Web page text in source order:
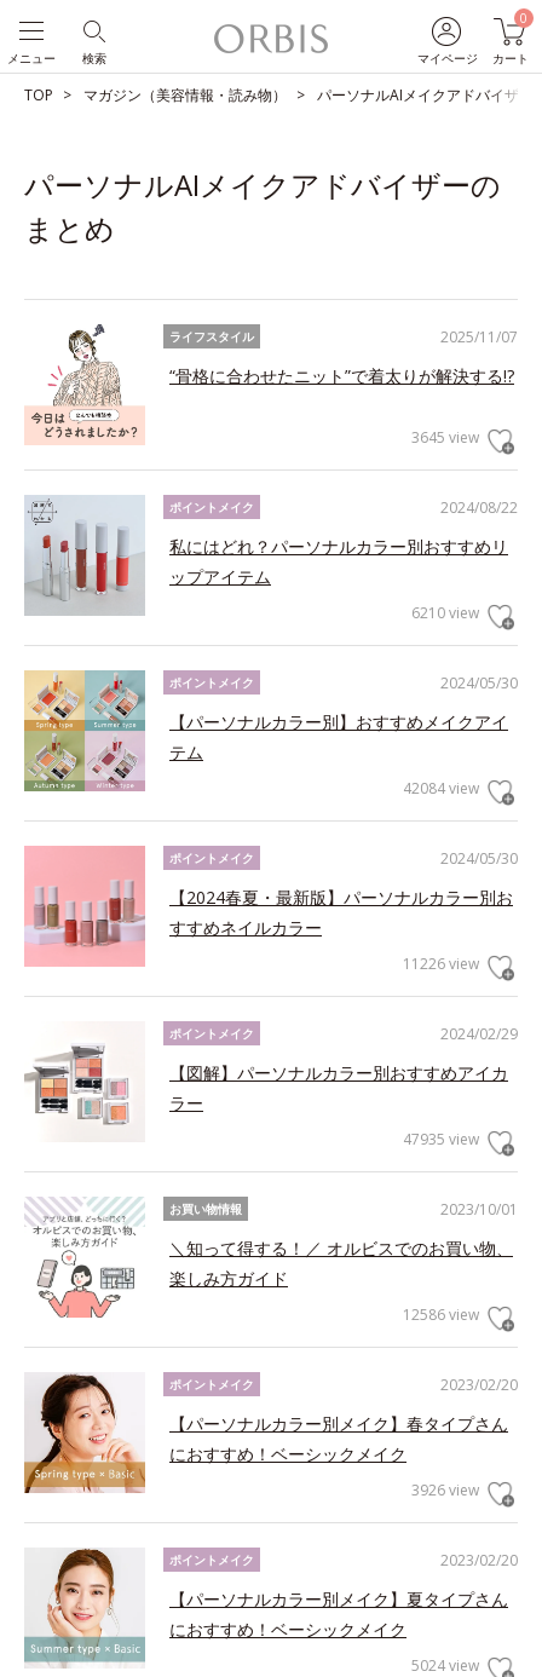
マイページ
0
カート
検索
メニュー
TOP マガジン（美容情報・読み物） パーソナルAIメイクアドバイザー
パーソナルAIメイクアドバイザーの
まとめ
2025/11/07
ライフスタイル
“骨格に合わせたニット”で着太りが解決する!?
3645 view
2024/08/22
ポイントメイク
私にはどれ？パーソナルカラー別おすすめリ
ップアイテム
6210 view
2024/05/30
ポイントメイク
【パーソナルカラー別】おすすめメイクアイ
テム
42084 view
2024/05/30
ポイントメイク
【2024春夏・最新版】パーソナルカラー別お
すすめネイルカラー
11226 view
2024/02/29
ポイントメイク
【図解】パーソナルカラー別おすすめアイカ
ラー
47935 view
2023/10/01
お買い物情報
＼知って得する！／ オルビスでのお買い物、
楽しみ方ガイド
12586 view
2023/02/20
ポイントメイク
【パーソナルカラー別メイク】春タイプさん
におすすめ！ベーシックメイク
3926 view
2023/02/20
ポイントメイク
【パーソナルカラー別メイク】夏タイプさん
におすすめ！ベーシックメイク
5024 view